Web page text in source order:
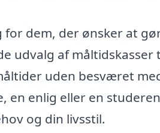
for dem, der ønsker at
udvalg af måltidskasser
uden besværet
enlig eller en
og din livsstil.